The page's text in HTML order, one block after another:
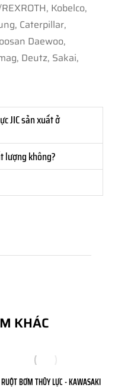
Kobelco,
Caterpillar,
Daewoo,
Deutz, Sakai,
JIC sản xuất ở
lượng không?
KHÁC
BƠM THỦY LỰC - KAWASAKI